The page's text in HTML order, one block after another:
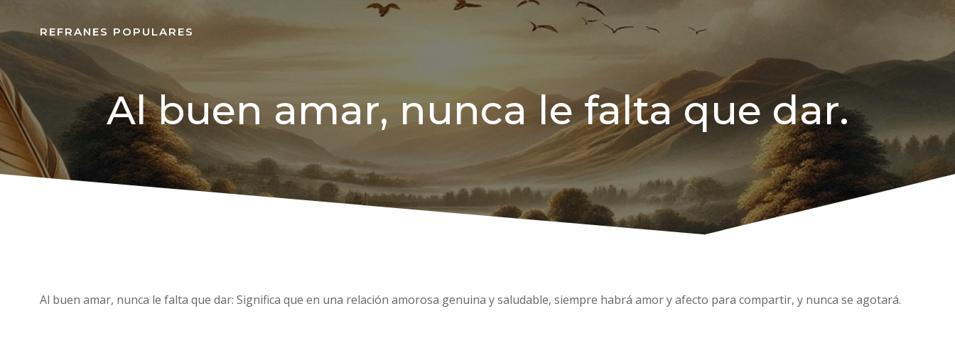
REFRANES POPULARES
Al buen amar, nunca le falta que dar.
Al buen amar, nunca le falta que dar: Significa que en una relación amorosa genuina y saludable, siempre habrá amor y afecto para compartir, y nunca se agotará.